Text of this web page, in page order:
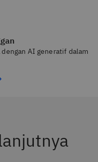
AI generatif dalam